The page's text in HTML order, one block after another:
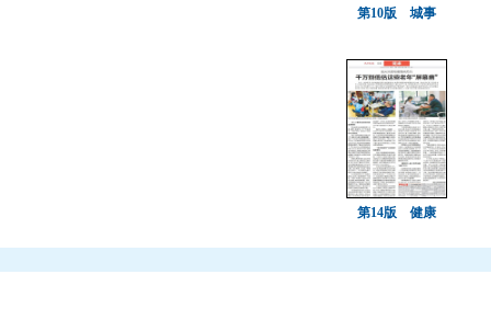
第10版 城事
第14版 健康